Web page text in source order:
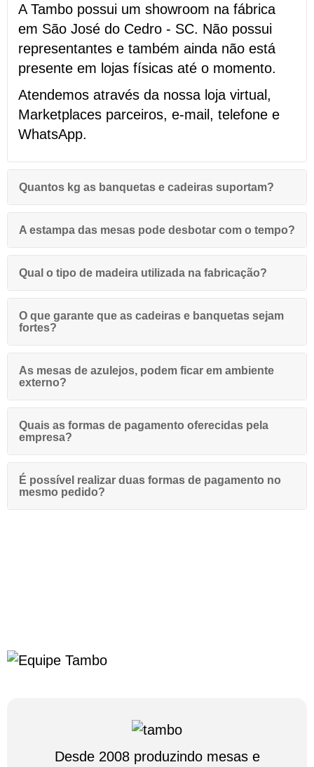
A Tambo possui um showroom na fábrica
em São José do Cedro - SC. Não possui
representantes e também ainda não está
presente em lojas físicas até o momento.
Atendemos através da nossa loja virtual,
Marketplaces parceiros, e-mail, telefone e
WhatsApp.
Quantos kg as banquetas e cadeiras suportam?
A estampa das mesas pode desbotar com o tempo?
Qual o tipo de madeira utilizada na fabricação?
O que garante que as cadeiras e banquetas sejam
fortes?
As mesas de azulejos, podem ficar em ambiente
externo?
Quais as formas de pagamento oferecidas pela
empresa?
É possível realizar duas formas de pagamento no
mesmo pedido?
Desde 2008 produzindo mesas e